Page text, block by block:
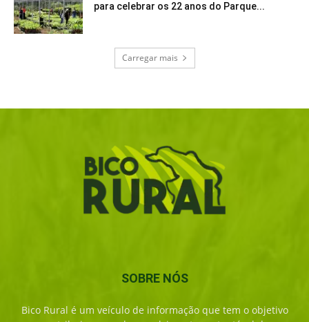
para celebrar os 22 anos do Parque...
Carregar mais
SOBRE NÓS
Bico Rural é um veículo de informação que tem o objetivo